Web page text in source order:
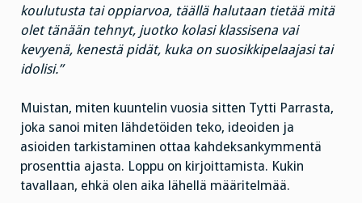
koulutusta tai oppiarvoa, täällä halutaan tietää mitä
olet tänään tehnyt, juotko kolasi klassisena vai
kevyenä, kenestä pidät, kuka on suosikkipelaajasi tai
idolisi.”
Muistan, miten kuuntelin vuosia sitten Tytti Parrasta,
joka sanoi miten lähdetöiden teko, ideoiden ja
asioiden tarkistaminen ottaa kahdeksankymmentä
prosenttia ajasta. Loppu on kirjoittamista. Kukin
tavallaan, ehkä olen aika lähellä määritelmää.